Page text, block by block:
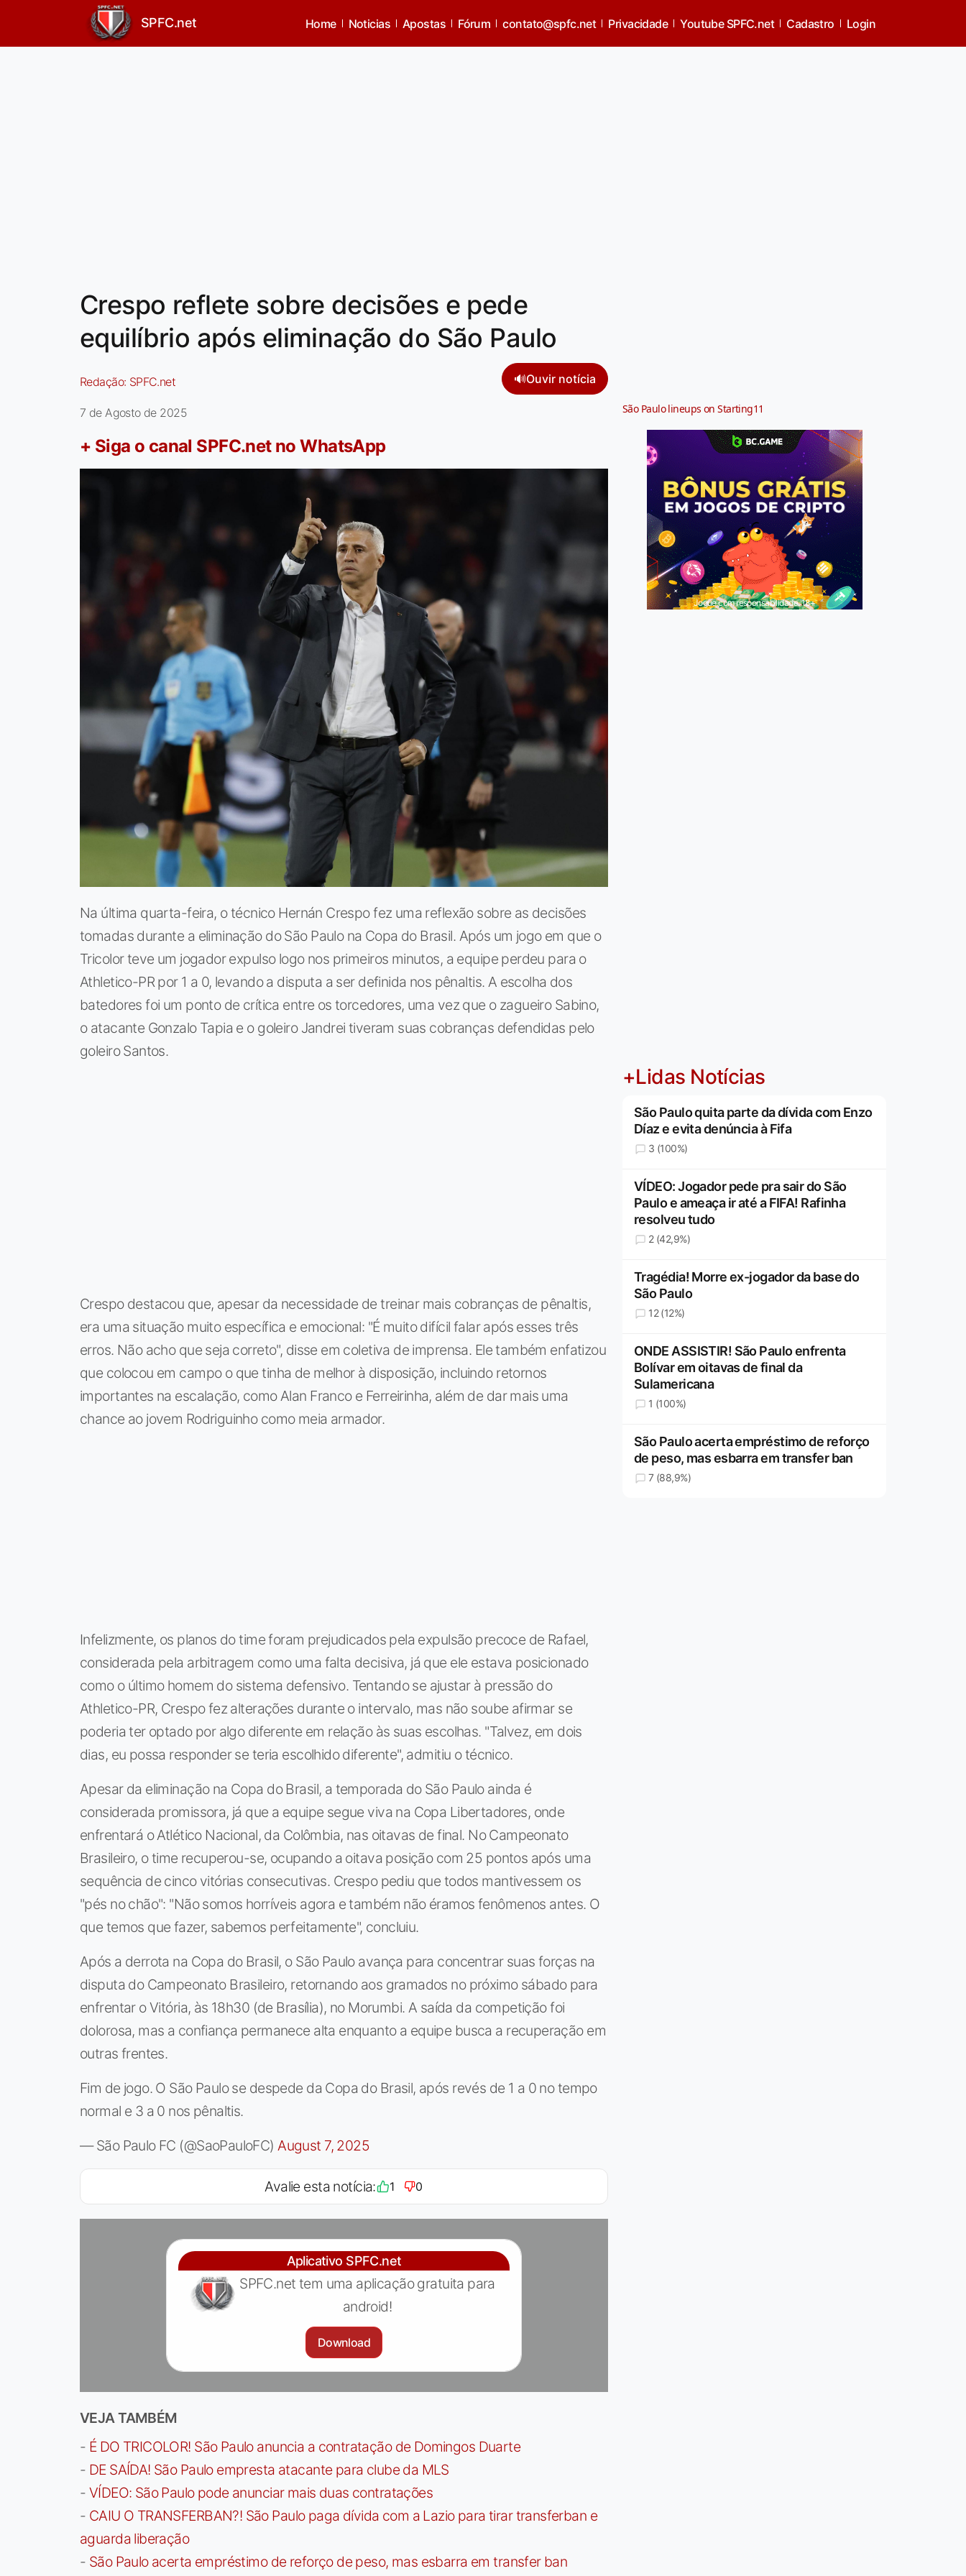
SPFC.net Home Noticias Apostas Fórum contato@spfc.net Privacidade Youtube SPFC.net Cadastro Login
Crespo reflete sobre decisões e pede
equilíbrio após eliminação do São Paulo
Redação: SPFC.net 🔊Ouvir notícia
7 de Agosto de 2025
+ Siga o canal SPFC.net no WhatsApp
Na última quarta-feira, o técnico Hernán Crespo fez uma reflexão sobre as decisões
tomadas durante a eliminação do São Paulo na Copa do Brasil. Após um jogo em que o
Tricolor teve um jogador expulso logo nos primeiros minutos, a equipe perdeu para o
Athletico-PR por 1 a 0, levando a disputa a ser definida nos pênaltis. A escolha dos
batedores foi um ponto de crítica entre os torcedores, uma vez que o zagueiro Sabino,
o atacante Gonzalo Tapia e o goleiro Jandrei tiveram suas cobranças defendidas pelo
goleiro Santos.
Crespo destacou que, apesar da necessidade de treinar mais cobranças de pênaltis,
era uma situação muito específica e emocional: "É muito difícil falar após esses três
erros. Não acho que seja correto", disse em coletiva de imprensa. Ele também enfatizou
que colocou em campo o que tinha de melhor à disposição, incluindo retornos
importantes na escalação, como Alan Franco e Ferreirinha, além de dar mais uma
chance ao jovem Rodriguinho como meia armador.
Infelizmente, os planos do time foram prejudicados pela expulsão precoce de Rafael,
considerada pela arbitragem como uma falta decisiva, já que ele estava posicionado
como o último homem do sistema defensivo. Tentando se ajustar à pressão do
Athletico-PR, Crespo fez alterações durante o intervalo, mas não soube afirmar se
poderia ter optado por algo diferente em relação às suas escolhas. "Talvez, em dois
dias, eu possa responder se teria escolhido diferente", admitiu o técnico.
Apesar da eliminação na Copa do Brasil, a temporada do São Paulo ainda é
considerada promissora, já que a equipe segue viva na Copa Libertadores, onde
enfrentará o Atlético Nacional, da Colômbia, nas oitavas de final. No Campeonato
Brasileiro, o time recuperou-se, ocupando a oitava posição com 25 pontos após uma
sequência de cinco vitórias consecutivas. Crespo pediu que todos mantivessem os
"pés no chão": "Não somos horríveis agora e também não éramos fenômenos antes. O
que temos que fazer, sabemos perfeitamente", concluiu.
Após a derrota na Copa do Brasil, o São Paulo avança para concentrar suas forças na
disputa do Campeonato Brasileiro, retornando aos gramados no próximo sábado para
enfrentar o Vitória, às 18h30 (de Brasília), no Morumbi. A saída da competição foi
dolorosa, mas a confiança permanece alta enquanto a equipe busca a recuperação em
outras frentes.
Fim de jogo. O São Paulo se despede da Copa do Brasil, após revés de 1 a 0 no tempo
normal e 3 a 0 nos pênaltis.
— São Paulo FC (@SaoPauloFC)August 7, 2025
Avalie esta notícia: 1 0
Aplicativo SPFC.net
SPFC.net tem uma aplicação gratuita para
android!
Download
VEJA TAMBÉM
- É DO TRICOLOR! São Paulo anuncia a contratação de Domingos Duarte
- DE SAÍDA! São Paulo empresta atacante para clube da MLS
- VÍDEO: São Paulo pode anunciar mais duas contratações
- CAIU O TRANSFERBAN?! São Paulo paga dívida com a Lazio para tirar transferban e
aguarda liberação
- São Paulo acerta empréstimo de reforço de peso, mas esbarra em transfer ban
São Paulo lineups on Starting11
Jogue com responsabilidade. 18+
+Lidas Notícias
São Paulo quita parte da dívida com Enzo
Díaz e evita denúncia à Fifa
3 (100%)
VÍDEO: Jogador pede pra sair do São
Paulo e ameaça ir até a FIFA! Rafinha
resolveu tudo
2 (42,9%)
Tragédia! Morre ex-jogador da base do
São Paulo
12 (12%)
ONDE ASSISTIR! São Paulo enfrenta
Bolívar em oitavas de final da
Sulamericana
1 (100%)
São Paulo acerta empréstimo de reforço
de peso, mas esbarra em transfer ban
7 (88,9%)